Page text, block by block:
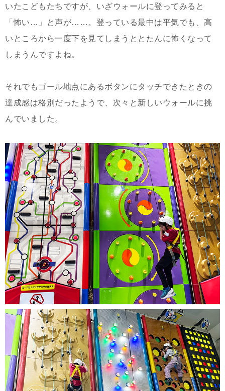
いたこどもたちですが、いざウォールに登ってみると
「怖い…」と声が……。登っている最中は平気でも、高
いところから一度下を見てしまうととたんに怖くなって
しまうんですよね。
それでもゴール地点にあるボタンにタッチできたときの
達成感は格別だったようで、次々と新しいウォールに挑
んでいました。